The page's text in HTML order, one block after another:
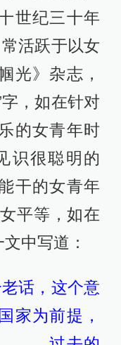
世纪三十年
活跃于以女
光》杂志，
，如在针对
的女青年时
识很聪明的
干的女青年
平等，如在
中写道：
话，这个意
家为前提，